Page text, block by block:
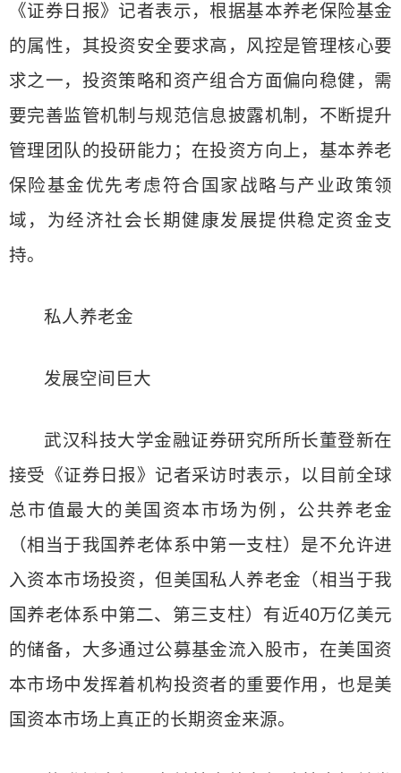
《证券日报》记者表示，根据基本养老保险基金
的属性，其投资安全要求高，风控是管理核心要
求之一，投资策略和资产组合方面偏向稳健，需
要完善监管机制与规范信息披露机制，不断提升
管理团队的投研能力；在投资方向上，基本养老
保险基金优先考虑符合国家战略与产业政策领
域，为经济社会长期健康发展提供稳定资金支
持。
私人养老金
发展空间巨大
武汉科技大学金融证券研究所所长董登新在
接受《证券日报》记者采访时表示，以目前全球
总市值最大的美国资本市场为例，公共养老金
（相当于我国养老体系中第一支柱）是不允许进
入资本市场投资，但美国私人养老金（相当于我
国养老体系中第二、第三支柱）有近40万亿美元
的储备，大多通过公募基金流入股市，在美国资
本市场中发挥着机构投资者的重要作用，也是美
国资本市场上真正的长期资金来源。